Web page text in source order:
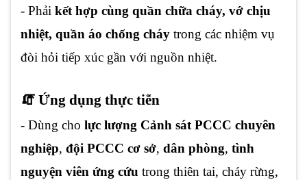
- Phải kết hợp cùng quần chữa cháy, vớ chịu
nhiệt, quần áo chống cháy trong các nhiệm vụ
đòi hỏi tiếp xúc gần với nguồn nhiệt.
🧯 Ứng dụng thực tiễn
- Dùng cho lực lượng Cảnh sát PCCC chuyên
nghiệp, đội PCCC cơ sở, dân phòng, tình
nguyện viên ứng cứu trong thiên tai, cháy rừng,